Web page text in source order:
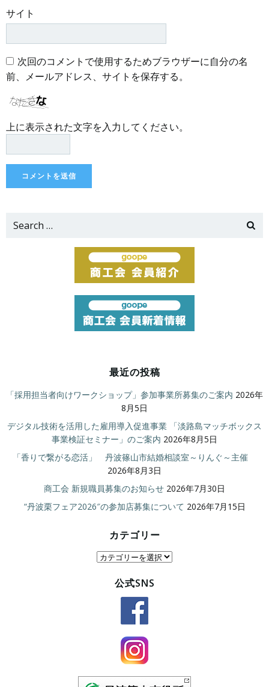
サイト
次回のコメントで使用するためブラウザーに自分の名
前、メールアドレス、サイトを保存する。
上に表示された文字を入力してください。
Search
最近の投稿
「採用担当者向けワークショップ」参加事業所募集のご案内 2026年
8月5日
デジタル技術を活用した雇用導入促進事業 「淡路島マッチボックス
事業検証セミナー」のご案内 2026年8月5日
「香りで繋がる恋活」 丹波篠山市結婚相談室～りんぐ～主催
2026年8月3日
商工会 新規職員募集のお知らせ 2026年7月30日
“丹波栗フェア2026″の参加店募集について 2026年7月15日
カテゴリー
カ
公式SNS